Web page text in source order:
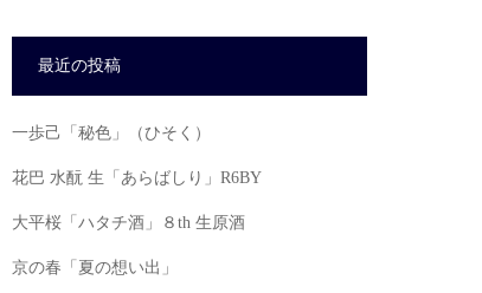
最近の投稿
一歩己「秘色」（ひそく）
花巴 水酛 生「あらばしり」R6BY
大平桜「ハタチ酒」８th 生原酒
京の春「夏の想い出」